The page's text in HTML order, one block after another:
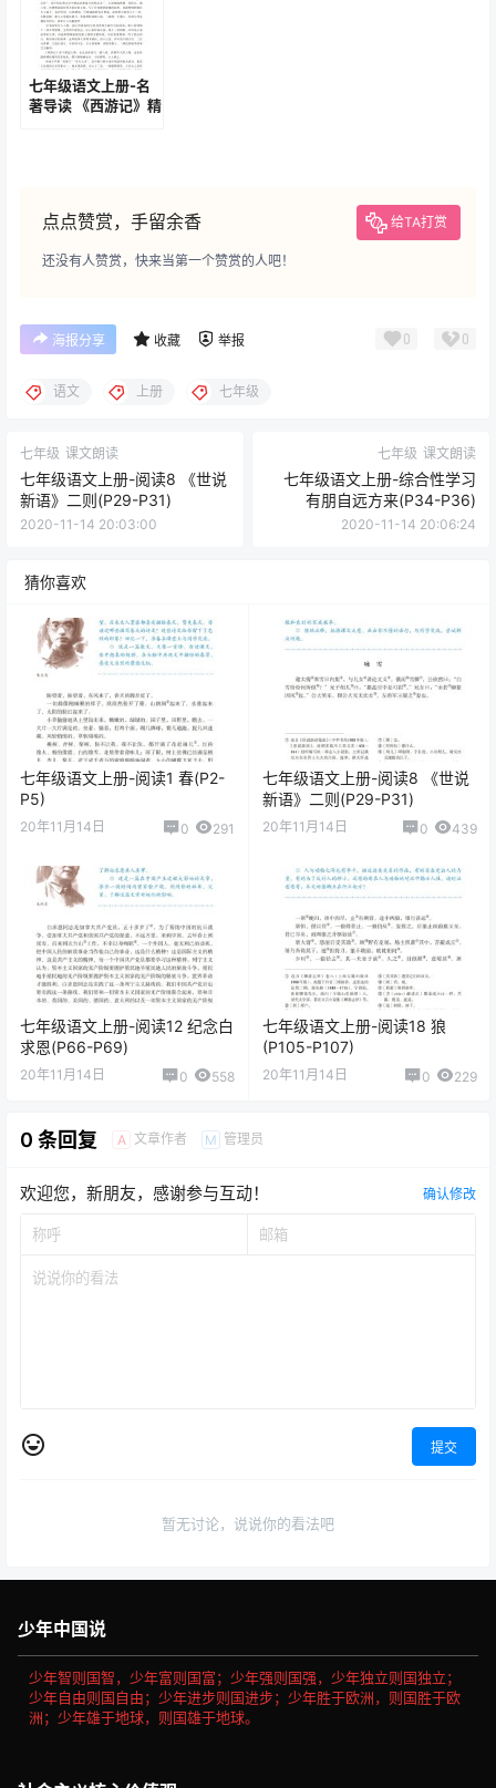
七年级语文上册-名
著导读 《西游记》精
点点赞赏，手留余香 给TA打赏
还没有人赞赏，快来当第一个赞赏的人吧！
海报分享 收藏 举报 0 0
语文 上册 七年级
七年级 课文朗读
七年级语文上册-阅读8 《世说
新语》二则(P29-P31)
2020-11-14 20:03:00
七年级 课文朗读
七年级语文上册-综合性学习
有朋自远方来(P34-P36)
2020-11-14 20:06:24
猜你喜欢
七年级语文上册-阅读1 春(P2-
P5)
20年11月14日 0 291
七年级语文上册-阅读8 《世说
新语》二则(P29-P31)
20年11月14日 0 439
七年级语文上册-阅读12 纪念白
求恩(P66-P69)
20年11月14日 0 558
七年级语文上册-阅读18 狼
(P105-P107)
20年11月14日 0 229
0 条回复 A 文章作者 M 管理员
欢迎您，新朋友，感谢参与互动！ 确认修改
提交
暂无讨论，说说你的看法吧
少年中国说
少年智则国智，少年富则国富；少年强则国强，少年独立则国独立；
少年自由则国自由；少年进步则国进步；少年胜于欧洲，则国胜于欧
洲；少年雄于地球，则国雄于地球。